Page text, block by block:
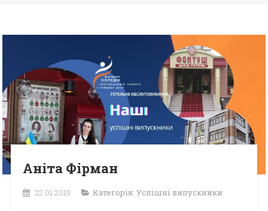
Аніта Фірман
22.01.2019 Категорія: Успішні випускники